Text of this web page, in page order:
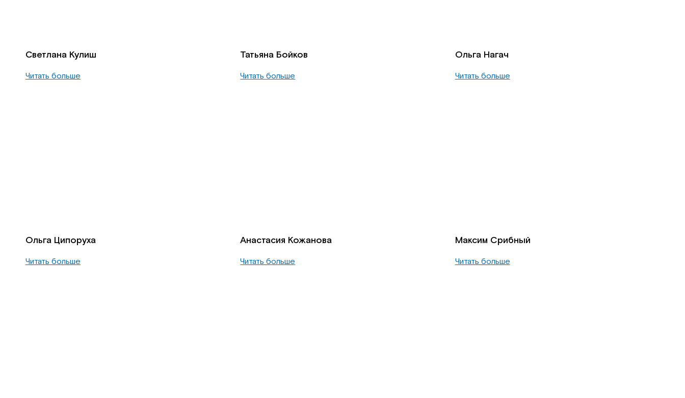
Светлана Кулиш
Читать больше
Татьяна Бойков
Читать больше
Ольга Нагач
Читать больше
Ольга Ципоруха
Читать больше
Анастасия Кожанова
Читать больше
Максим Срибный
Читать больше